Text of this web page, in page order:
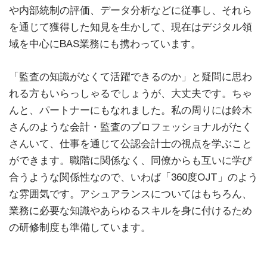
や内部統制の評価、データ分析などに従事し、それら
を通じて獲得した知見を生かして、現在はデジタル領
域を中心にBAS業務にも携わっています。
「監査の知識がなくて活躍できるのか」と疑問に思わ
れる方もいらっしゃるでしょうが、大丈夫です。ちゃ
んと、パートナーにもなれました。私の周りには鈴木
さんのような会計・監査のプロフェッショナルがたく
さんいて、仕事を通じて公認会計士の視点を学ぶこと
ができます。職階に関係なく、同僚からも互いに学び
合うような関係性なので、いわば「360度OJT」のよう
な雰囲気です。アシュアランスについてはもちろん、
業務に必要な知識やあらゆるスキルを身に付けるため
の研修制度も準備しています。